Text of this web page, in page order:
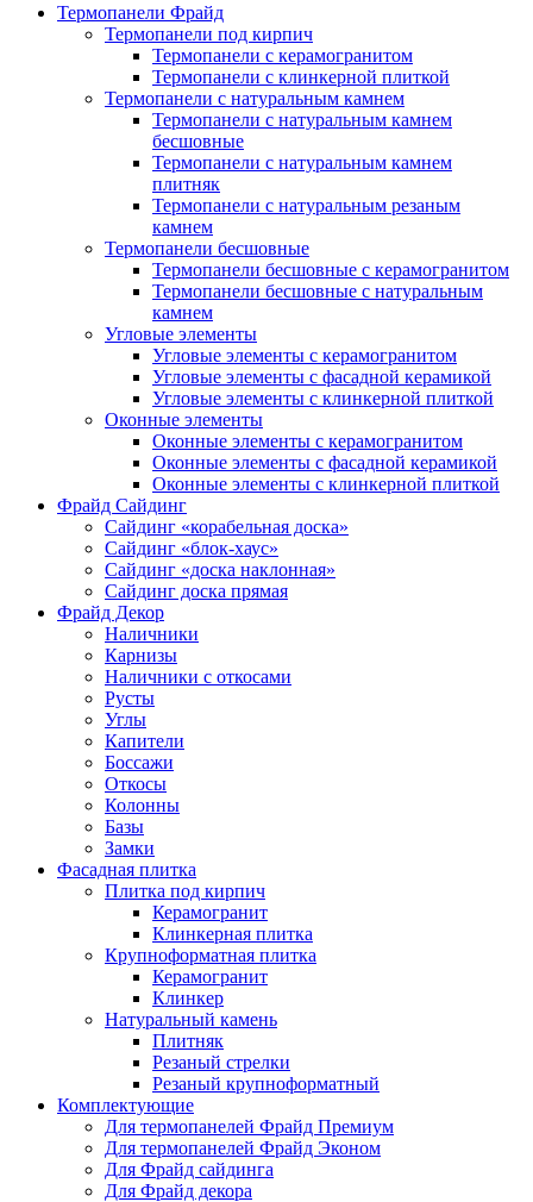
Термопанели Фрайд
Термопанели под кирпич
Термопанели с керамогранитом
Термопанели с клинкерной плиткой
Термопанели с натуральным камнем
Термопанели с натуральным камнем
бесшовные
Термопанели с натуральным камнем
плитняк
Термопанели с натуральным резаным
камнем
Термопанели бесшовные
Термопанели бесшовные с керамогранитом
Термопанели бесшовные с натуральным
камнем
Угловые элементы
Угловые элементы с керамогранитом
Угловые элементы с фасадной керамикой
Угловые элементы с клинкерной плиткой
Оконные элементы
Оконные элементы с керамогранитом
Оконные элементы с фасадной керамикой
Оконные элементы с клинкерной плиткой
Фрайд Сайдинг
Сайдинг «корабельная доска»
Сайдинг «блок-хаус»
Сайдинг «доска наклонная»
Сайдинг доска прямая
Фрайд Декор
Наличники
Карнизы
Наличники с откосами
Русты
Углы
Капители
Боссажи
Откосы
Колонны
Базы
Замки
Фасадная плитка
Плитка под кирпич
Керамогранит
Клинкерная плитка
Крупноформатная плитка
Керамогранит
Клинкер
Натуральный камень
Плитняк
Резаный стрелки
Резаный крупноформатный
Комплектующие
Для термопанелей Фрайд Премиум
Для термопанелей Фрайд Эконом
Для Фрайд сайдинга
Для Фрайд декора